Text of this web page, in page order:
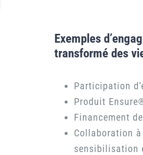
Exemples
transformé des
Participation
Produit
Financement
Collaboration
sensibilisation